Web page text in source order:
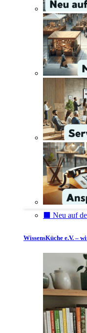
⬛️ Neu auf
WissensKüche e.V. –